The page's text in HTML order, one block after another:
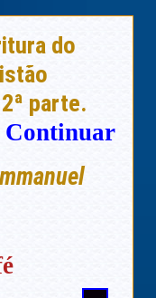
do
parte.
Continuar